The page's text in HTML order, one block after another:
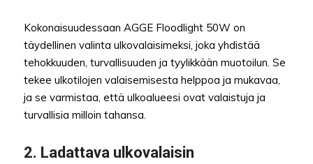
Kokonaisuudessaan AGGE Floodlight 50W on
täydellinen valinta ulkovalaisimeksi, joka yhdistää
tehokkuuden, turvallisuuden ja tyylikkään muotoilun. Se
tekee ulkotilojen valaisemisesta helppoa ja mukavaa,
ja se varmistaa, että ulkoalueesi ovat valaistuja ja
turvallisia milloin tahansa.
2. Ladattava ulkovalaisin